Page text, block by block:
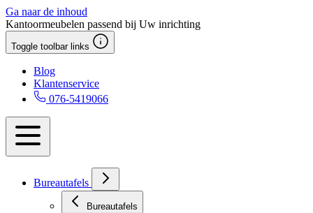
Ga naar de inhoud
Kantoormeubelen passend bij Uw inrichting
Toggle toolbar links
Blog
Klantenservice
076-5419066
Bureautafels
Bureautafels